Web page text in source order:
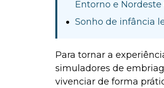
Entorno e Nordeste
Sonho de infância
Para tornar a
simuladores de
vivenciar de forma